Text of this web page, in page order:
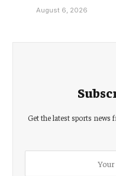
August 6, 2026
Get the latest sports news